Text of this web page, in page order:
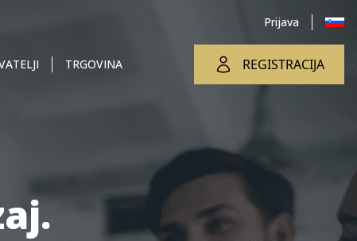
Prijava
TRGOVINA REGISTRACIJA